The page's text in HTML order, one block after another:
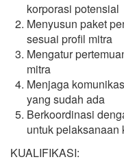
korporasi potensial
Menyusun paket
sesuai profil mitra
Mengatur
mitra
Menjaga
yang sudah ada
Berkoordinasi
untuk pelaksanaan
KUALIFIKASI: